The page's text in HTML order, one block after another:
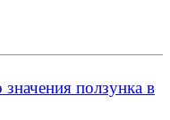
ползунка в